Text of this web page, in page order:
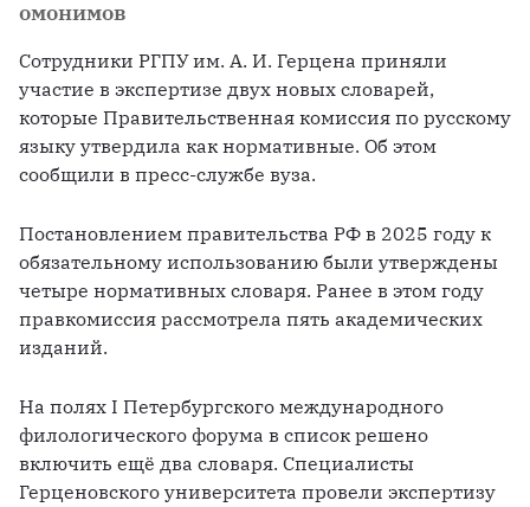
омонимов
Сотрудники РГПУ им. А. И. Герцена приняли
участие в экспертизе двух новых словарей,
которые Правительственная комиссия по русскому
языку утвердила как нормативные. Об этом
сообщили в пресс-службе вуза.
Постановлением правительства РФ в 2025 году к
обязательному использованию были утверждены
четыре нормативных словаря. Ранее в этом году
правкомиссия рассмотрела пять академических
изданий.
На полях I Петербургского международного
филологического форума в список решено
включить ещё два словаря. Специалисты
Герценовского университета провели экспертизу